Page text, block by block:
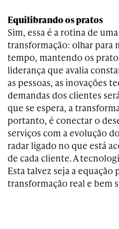
Equilibrando os pratos
Sim, essa é a rotina de
transformação: olhar para
tempo, mantendo os
liderança que avalia
as pessoas, as inovações
demandas dos clientes
que se espera, a
portanto, é conectar o
serviços com a evolução
radar ligado no que está
de cada cliente. A
Esta talvez seja a equação
transformação real e bem